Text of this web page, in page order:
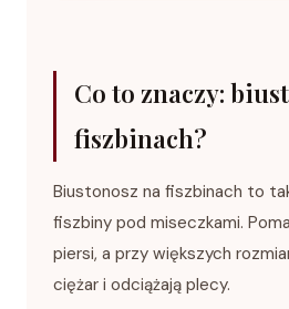
Co to znaczy:
fiszbinach?
Biustonosz na fiszbinach to
fiszbiny pod miseczkami.
piersi, a przy większych
ciężar i odciążają plecy.